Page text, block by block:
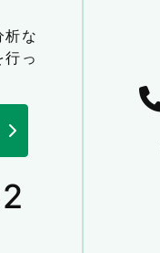
析な
っ